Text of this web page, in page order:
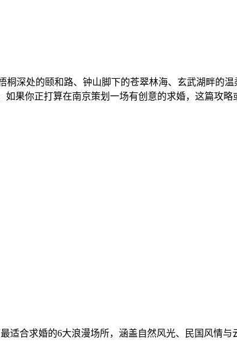
深处的颐和路、钟山脚下的苍翠林海、玄武湖畔的
果你正打算在南京策划一场有创意的求婚，这篇攻略
合求婚的6大浪漫场所，涵盖自然风光、民国风情